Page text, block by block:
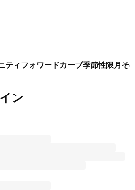
ティフォワードカーブ季節性限月 そ
ン